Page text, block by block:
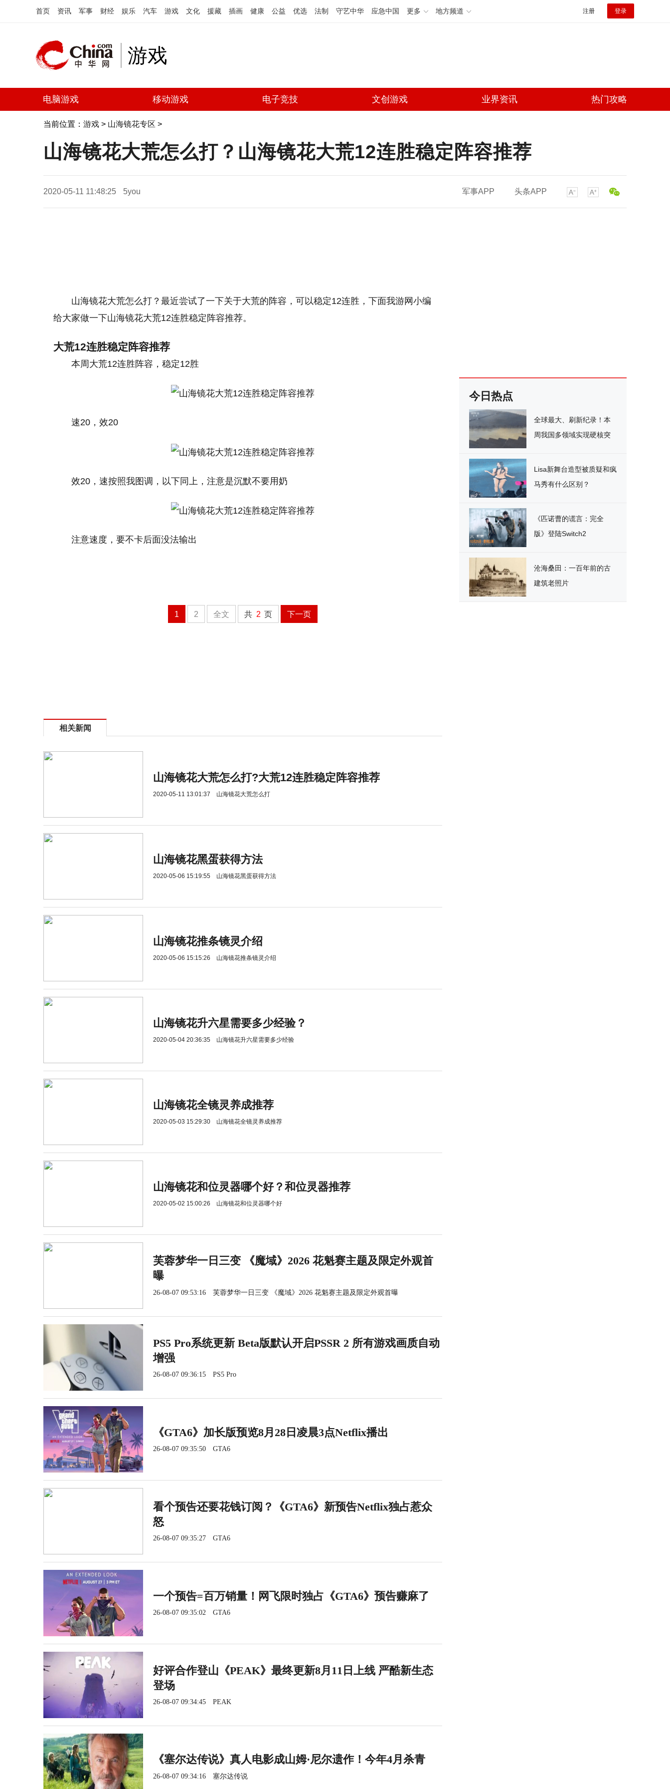
首页 资讯 军事 财经 娱乐 汽车 游戏 文化 援藏 插画 健康 公益 优选 法制 守艺中华 应急中国 更多 地方频道 注册 登录
游戏
电脑游戏 移动游戏 电子竞技 文创游戏 业界资讯 热门攻略
当前位置： 游戏 > 山海镜花专区 >
山海镜花大荒怎么打？山海镜花大荒12连胜稳定阵容推荐
2020-05-11 11:48:25 5you 军事APP 头条APP
山海镜花大荒怎么打？最近尝试了一下关于大荒的阵容，可以稳定12连胜，下面我游网小编
给大家做一下山海镜花大荒12连胜稳定阵容推荐。
大荒12连胜稳定阵容推荐
本周大荒12连胜阵容，稳定12胜
速20，效20
效20，速按照我图调，以下同上，注意是沉默不要用奶
注意速度，要不卡后面没法输出
1 2 全文 共 2 页 下一页
相关新闻
山海镜花大荒怎么打?大荒12连胜稳定阵容推荐
2020-05-11 13:01:37 山海镜花大荒怎么打
山海镜花黑蛋获得方法
2020-05-06 15:19:55 山海镜花黑蛋获得方法
山海镜花推条镜灵介绍
2020-05-06 15:15:26 山海镜花推条镜灵介绍
山海镜花升六星需要多少经验？
2020-05-04 20:36:35 山海镜花升六星需要多少经验
山海镜花全镜灵养成推荐
2020-05-03 15:29:30 山海镜花全镜灵养成推荐
山海镜花和位灵器哪个好？和位灵器推荐
2020-05-02 15:00:26 山海镜花和位灵器哪个好
芙蓉梦华一日三变 《魔域》2026 花魁赛主题及限定外观首
曝
26-08-07 09:53:16 芙蓉梦华一日三变 《魔域》2026 花魁赛主题及限定外观首曝
PS5 Pro系统更新 Beta版默认开启PSSR 2 所有游戏画质自动
增强
26-08-07 09:36:15 PS5 Pro
《GTA6》加长版预览8月28日凌晨3点Netflix播出
26-08-07 09:35:50 GTA6
看个预告还要花钱订阅？《GTA6》新预告Netflix独占惹众
怒
26-08-07 09:35:27 GTA6
一个预告=百万销量！网飞限时独占《GTA6》预告赚麻了
26-08-07 09:35:02 GTA6
好评合作登山《PEAK》最终更新8月11日上线 严酷新生态
登场
26-08-07 09:34:45 PEAK
《塞尔达传说》真人电影成山姆·尼尔遗作！今年4月杀青
26-08-07 09:34:16 塞尔达传说
今日热点
全球最大、刷新纪录！本
周我国多领域实现硬核突
Lisa新舞台造型被质疑和疯
马秀有什么区别？
《匹诺曹的谎言：完全
版》登陆Switch2
沧海桑田：一百年前的古
建筑老照片